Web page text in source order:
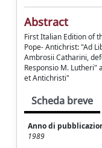
Abstract
First Italian Edition of
Pope- Antichrist: "Ad
Ambrosii Catharini,
Responsio M. Lutheri"
et Antichristi"
Scheda breve
Anno di
1989